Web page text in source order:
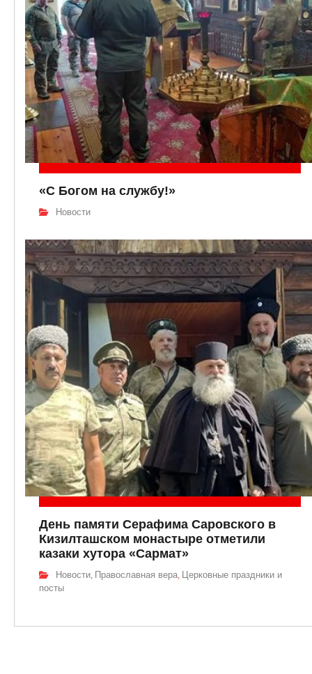
«С Богом на службу!»
Новости
День памяти Серафима Саровского в
Кизилташском монастыре отметили
казаки хутора «Сармат»
Новости, Православная вера, Церковные праздники и
посты